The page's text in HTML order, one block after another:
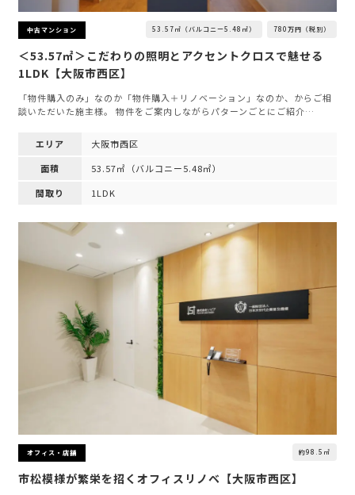
中古マンション 53.57㎡（バルコニー5.48㎡） 780万円（税別）
＜53.57㎡＞こだわりの照明とアクセントクロスで魅せる
1LDK【大阪市西区】
「物件購入のみ」なのか「物件購入＋リノベーション」なのか、からご相
談いただいた施主様。 物件をご案内しながらパターンごとにご紹介…
エリア
大阪市西区
面積
53.57㎡（バルコニー5.48㎡）
間取り
1LDK
オフィス・店舗 約98.5㎡
市松模様が繁栄を招くオフィスリノベ【大阪市西区】